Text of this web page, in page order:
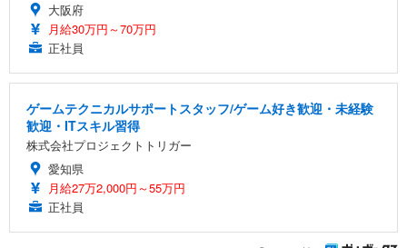
大阪府
月給30万円～70万円
正社員
ゲームテクニカルサポートスタッフ/ゲーム好き歓迎・未経験
歓迎・ITスキル習得
株式会社プロジェクトトリガー
愛知県
月給27万2,000円～55万円
正社員